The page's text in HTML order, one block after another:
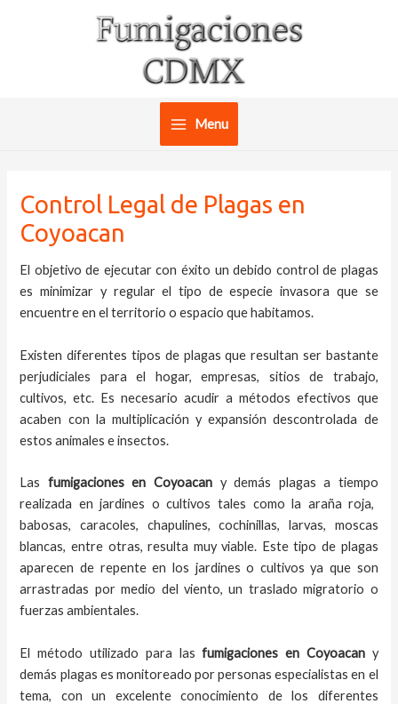
Main
Menu
Control Legal de Plagas en
Coyoacan
El objetivo de ejecutar con éxito un debido control de plagas
es minimizar y regular el tipo de especie invasora que se
encuentre en el territorio o espacio que habitamos.
Existen diferentes tipos de plagas que resultan ser bastante
perjudiciales para el hogar, empresas, sitios de trabajo,
cultivos, etc. Es necesario acudir a métodos efectivos que
acaben con la multiplicación y expansión descontrolada de
estos animales e insectos.
Las fumigacionesen Coyoacan y demás plagas a tiempo
realizada en jardines o cultivos tales como la araña roja,
babosas, caracoles, chapulines, cochinillas, larvas, moscas
blancas, entre otras, resulta muy viable. Este tipo de plagas
aparecen de repente en los jardines o cultivos ya que son
arrastradas por medio del viento, un traslado migratorio o
fuerzas ambientales.
El método utilizado para las fumigaciones en Coyoacany
demás plagas es monitoreado por personas especialistas en el
tema, con un excelente conocimiento de los diferentes